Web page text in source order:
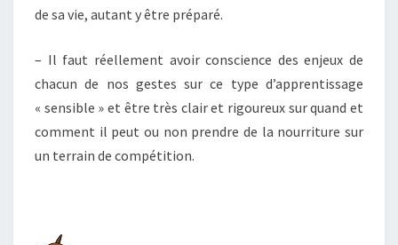
de sa vie, autant y être préparé.
– Il faut réellement avoir conscience des enjeux de
chacun de nos gestes sur ce type d’apprentissage
« sensible » et être très clair et rigoureux sur quand et
comment il peut ou non prendre de la nourriture sur
un terrain de compétition.